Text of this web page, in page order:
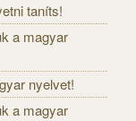
taníts!
a magyar
nyelvet!
a magyar